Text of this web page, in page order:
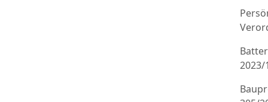
2023/